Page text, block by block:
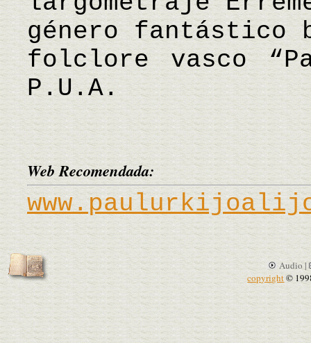
género fantástico
folclore vasco
P.U.A.
Web Recomendada:
Audio |
copyright©